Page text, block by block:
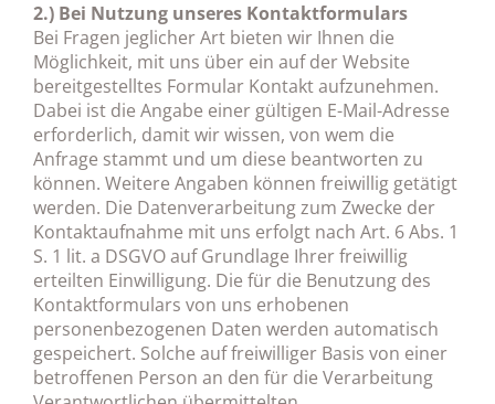
2.) Bei Nutzung unseres Kontaktformulars
Bei Fragen jeglicher Art bieten wir Ihnen die
Möglichkeit, mit uns über ein auf der Website
bereitgestelltes Formular Kontakt aufzunehmen.
Dabei ist die Angabe einer gültigen E-Mail-Adresse
erforderlich, damit wir wissen, von wem die
Anfrage stammt und um diese beantworten zu
können. Weitere Angaben können freiwillig getätigt
werden. Die Datenverarbeitung zum Zwecke der
Kontaktaufnahme mit uns erfolgt nach Art. 6 Abs. 1
S. 1 lit. a DSGVO auf Grundlage Ihrer freiwillig
erteilten Einwilligung. Die für die Benutzung des
Kontaktformulars von uns erhobenen
personenbezogenen Daten werden automatisch
gespeichert. Solche auf freiwilliger Basis von einer
betroffenen Person an den für die Verarbeitung